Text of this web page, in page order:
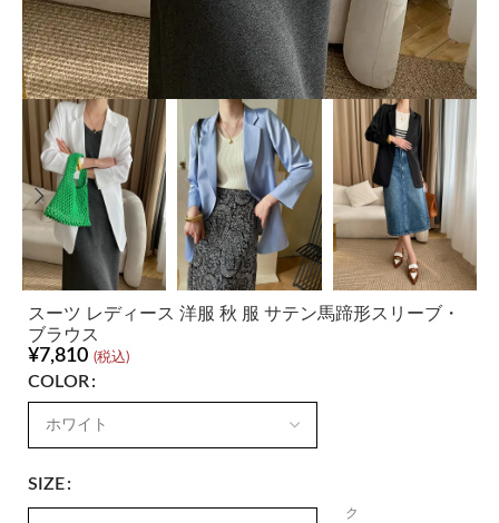
スーツ レディース 洋服 秋 服 サテン馬蹄形スリーブ・
ブラウス
¥7,810 (税込)
COLOR
SIZE
ク